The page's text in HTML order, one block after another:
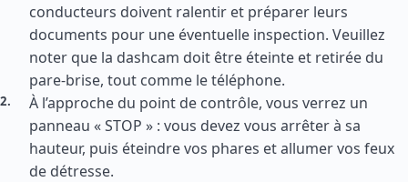
conducteurs doivent ralentir et préparer leurs
documents pour une éventuelle inspection. Veuillez
noter que la dashcam doit être éteinte et retirée du
pare-brise, tout comme le téléphone.
À l’approche du point de contrôle, vous verrez un
panneau « STOP » : vous devez vous arrêter à sa
hauteur, puis éteindre vos phares et allumer vos feux
de détresse.